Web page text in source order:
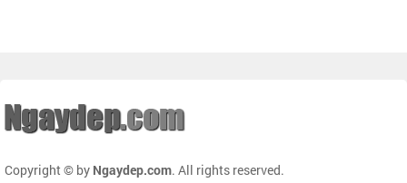
Copyright © by Ngaydep.com. All rights reserved.